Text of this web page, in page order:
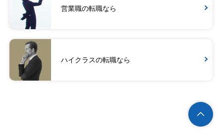
営業職の転職なら
ハイクラスの転職なら